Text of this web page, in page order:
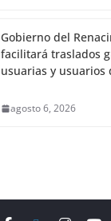
Gobierno del
facilitará traslados
usuarias y usuarios
agosto 6, 2026